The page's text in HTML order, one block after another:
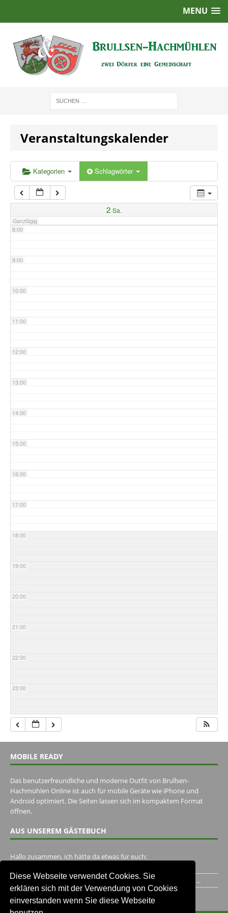
Diese Webseite verwendet Cookies. Sie
erklären sich mit der Verwendung von Cookies
einverstanden wenn Sie diese Webseite
MENU
Veranstaltungskalender
Kategorien Schlagwörter
2 Sa.
Ganztägig
2:00
5:00
6:00
7:00
8:00
9:00
10:00
11:00
12:00
13:00
14:00
15:00
16:00
17:00
18:00
19:00
20:00
21:00
22:00
23:00
MOBILE READY
Das benutzerfreundliche und moderne Outfit von Brullsen-
Hachmühlen Online ist auch für mobile Geräte wie iPhone und
Android optimiert. Die Seiten lassen sich im kompaktem Format
öffnen.
AUS UNSEREM GÄSTEBUCH
Hallo zusammen, ich hätte da etwas für euch:
Ich habe ein Jahr im Gasthaus Hugo Pape verbracht..Habe ihn...
Unser Gästebuch besuchen